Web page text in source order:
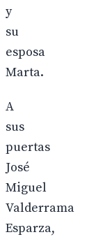
y
su
esposa
Marta.
A
sus
puertas
José
Miguel
Valderrama
Esparza,